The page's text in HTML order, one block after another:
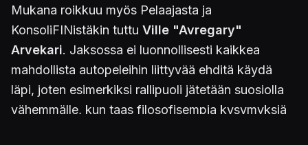
Mukana roikkuu myös Pelaajasta ja
KonsoliFINistäkin tuttu Ville "Avregary"
Arvekari. Jaksossa ei luonnollisesti kaikkea
mahdollista autopeleihin liittyvää ehditä käydä
läpi, joten esimerkiksi rallipuoli jätetään suosiolla
vähemmälle, kun taas filosofisempia kysymyksiä